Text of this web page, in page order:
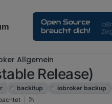
Allgemein
Release)
backitup iobroker backup